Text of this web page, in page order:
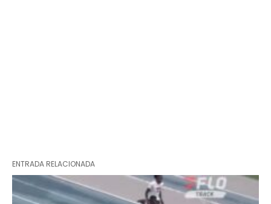
ENTRADA RELACIONADA